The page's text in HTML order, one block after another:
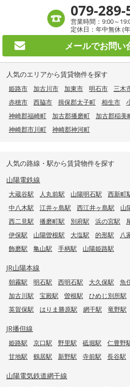
079-289-
営業時間：9:00～
定休日：年中無休 (
メールでお問い
人気のエリアから賃貸物件を探す
姫路市 加古川市 加東市 明石市 三木
赤穂市
西脇市 揖保郡太子町 相生市
神崎郡福崎町
加古郡播磨町 加古郡稲美
神崎郡市川町
神崎郡神河町
人気の路線・駅から賃貸物件を探す
山陽電鉄線
大蔵谷駅 人丸前駅 山陽明石駅 西新町
中八木駅
江井ヶ島駅 西江井ヶ島駅 山
西二見駅
播磨町駅 別府駅 浜の宮駅
伊保駅
山陽曽根駅 大塩駅 的形駅 八
飾磨駅
亀山駅 手柄駅 山陽姫路駅
JR山陽本線
朝霧駅 明石駅 西明石駅 大久保駅 魚
加古川駅
宝殿駅 曽根駅 ひめじ別所駅
英賀保駅
はりま勝原駅 網干駅 竜野駅
JR播但線
姫路駅 京口駅 野里駅 砥堀駅 仁豊野
甘地駅
鶴居駅 新野駅 寺前駅 長谷駅
山陽電気鉄道網干線